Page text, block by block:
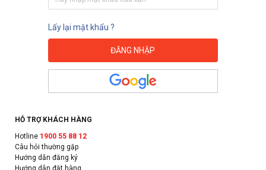
Lấy lại mật khẩu ?
HỖ TRỢ KHÁCH HÀNG
Hotline 1900 55 88 12
Câu hỏi thường gặp
Hướng dẫn đăng ký
Hướng dẫn đặt hàng